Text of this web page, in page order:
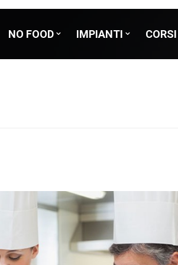
Pesce conservato
Pesce confezionato
Pesce surgelato
Distributori
NO FOOD IMPIANTI CORSI